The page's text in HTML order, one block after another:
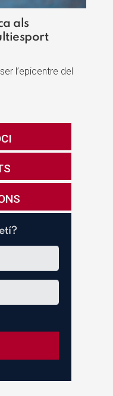
als
l’epicentre del